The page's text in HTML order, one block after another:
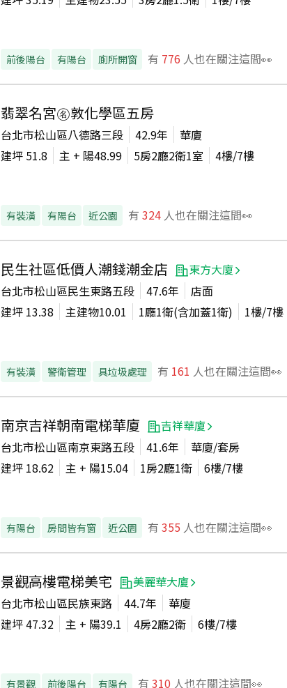
前後陽台 有陽台 廁所開窗 有 776 人也在關注這間👀
翡翠名宮㊔敦化學區五房
台北市松山區八德路三段 42.9年
華廈
建坪 51.8 主 + 陽48.99 5房2廳2衛1室 4樓/7樓
有裝潢 有陽台 近公園 有 324 人也在關注這間👀
民生社區低價人潮錢潮金店
東方大廈
台北市松山區民生東路五段
47.6年
店面
建坪 13.38 主建物10.01 1廳1衛(含加蓋1衛) 1樓/7樓
有裝潢 警衛管理 具垃圾處理 有 161 人也在關注這間👀
南京吉祥朝南電梯華廈
吉祥華廈
台北市松山區南京東路五段
41.6年
華廈/套房
建坪 18.62 主 + 陽15.04 1房2廳1衛 6樓/7樓
有陽台 房間皆有窗 近公園 有 355 人也在關注這間👀
景觀高樓電梯美宅
美麗華大廈
台北市松山區民族東路
44.7年
華廈
建坪47.32 主 + 陽39.1 4房2廳2衛 6樓/7樓
有景觀 前後陽台 有陽台 有 310 人也在關注這間👀